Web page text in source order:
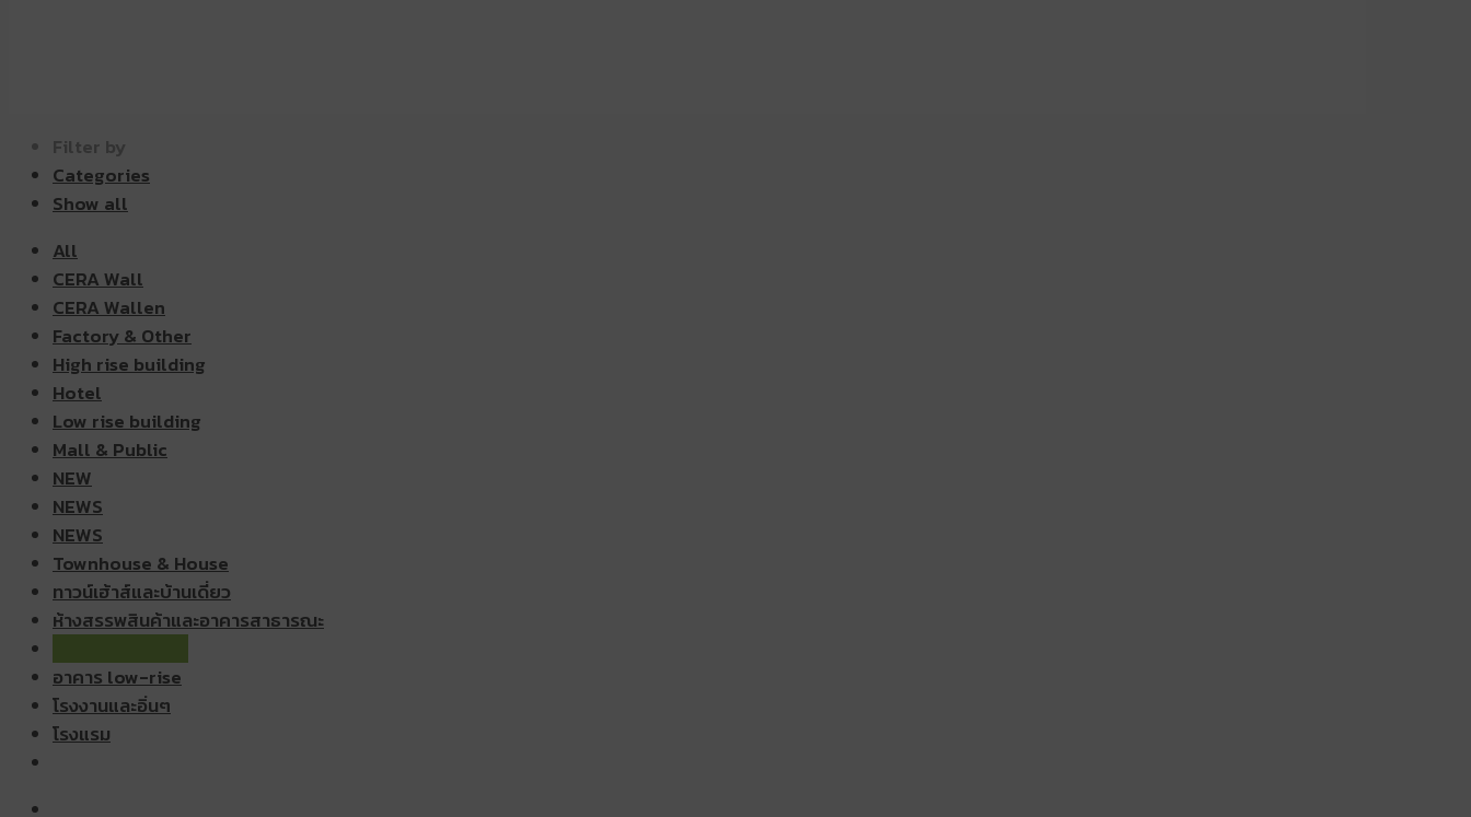
Filter by
Categories
Show all
All
CERA Wall
CERA Wallen
Factory & Other
High rise building
Hotel
Low rise building
Mall & Public
NEW
NEWS
NEWS
Townhouse & House
ทาวน์เฮ้าส์และบ้านเดี่ยว
ห้างสรรพสินค้าและอาคารสาธารณะ
อาคาร low-rise
โรงงานและอิ่นๆ
โรงแรม